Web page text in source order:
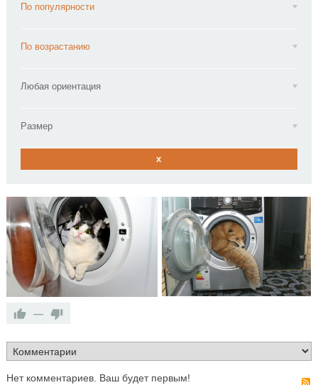
По популярности
По возрастанию
Любая ориентация
Размер
x
—
Нет комментариев. Ваш будет первым!